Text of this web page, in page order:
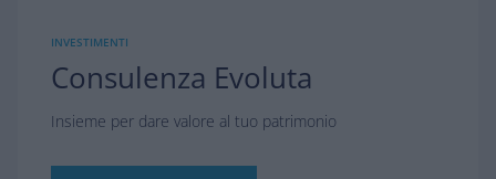
INVESTIMENTI
Consulenza Evoluta
Insieme per dare valore al tuo patrimonio